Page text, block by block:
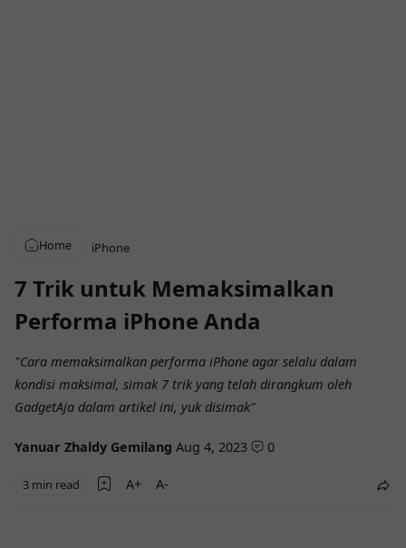
Home iPhone
7 Trik untuk Memaksimalkan
Performa iPhone Anda
"Cara memaksimalkan performa iPhone agar selalu dalam
kondisi maksimal, simak 7 trik yang telah dirangkum oleh
GadgetAja dalam artikel ini, yuk disimak"
Yanuar Zhaldy Gemilang Aug 4, 2023 0
3 min read